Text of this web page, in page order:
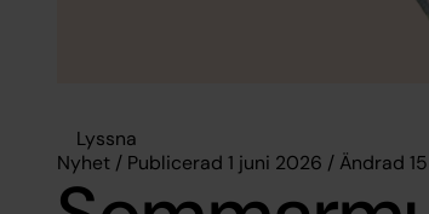
Lyssna
Nyhet / Publicerad 1 juni 2026 / Ändrad